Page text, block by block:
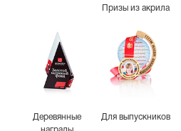
Призы из акрила
Деревянные
Для выпускников